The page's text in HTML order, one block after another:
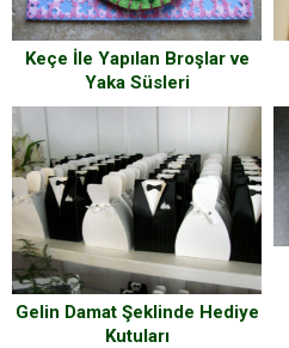
Keçe İle Yapılan Broşlar ve
Yaka Süsleri
Gelin Damat Şeklinde Hediye
Kutuları